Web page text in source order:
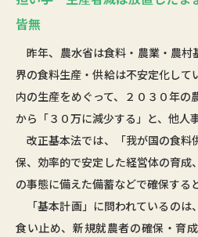
皆無
昨年、農水省は食料・農業・農村
界の食料生産・供給は不安定化して
内の生産をめぐって、２０３０年
から「３０万に減少する」と、他人
改正基本法では、「我が国の食料
保、効率的で安定した経営体の育成
の事態に備えた備蓄などで確保する
「基本計画」に問われているのは
食い止め、新規就農者の確保・育